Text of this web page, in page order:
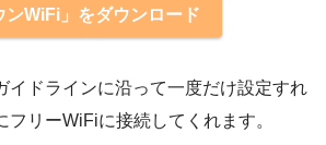
ンWiFi」をダウンロード
イドラインに沿って一度だけ設定すれ
フリーWiFiに接続してくれます。